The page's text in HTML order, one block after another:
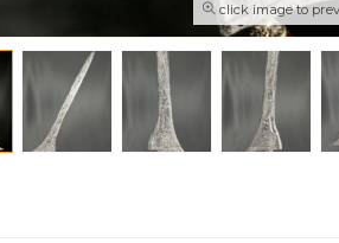
click image to